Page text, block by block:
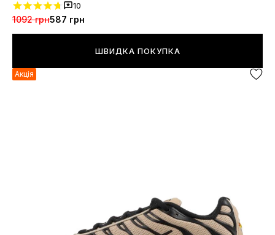
10
1092 грн587 грн
ШВИДКА ПОКУПКА
Акція